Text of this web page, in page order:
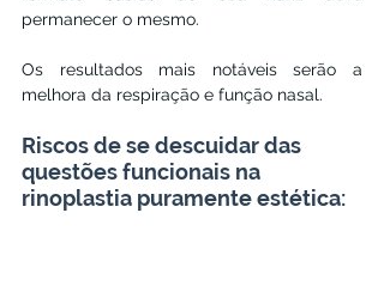
permanecer o mesmo.
Os resultados mais notáveis serão a
melhora da respiração e função nasal.
Riscos de se descuidar das
questões funcionais na
rinoplastia puramente estética: